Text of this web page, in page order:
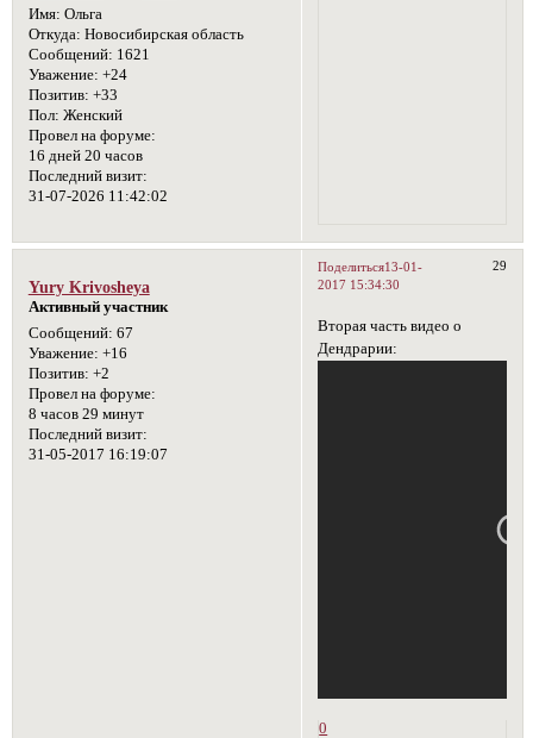
Имя: Ольга
Откуда: Новосибирская область
Сообщений: 1621
Уважение: +24
Позитив: +33
Пол: Женский
Провел на форуме:
16 дней 20 часов
Последний визит:
31-07-2026 11:42:02
Поделиться 29
13-01-
2017 15:34:30
Yury Krivosheya
Активный участник
Сообщений: 67
Уважение: +16
Позитив: +2
Провел на форуме:
8 часов 29 минут
Последний визит:
31-05-2017 16:19:07
Вторая часть видео о
Дендрарии:
0